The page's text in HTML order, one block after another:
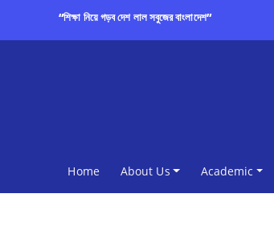
“শিক্ষা নিয়ে গড়ব দেশ লাল সবুজের বাংলাদেশ”
Home(current)
About Us Academic